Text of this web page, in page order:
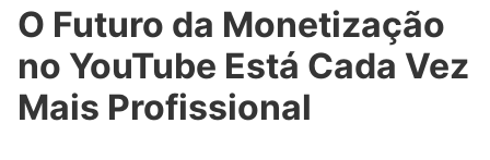
O Futuro da Monetização
no YouTube Está Cada Vez
Mais Profissional